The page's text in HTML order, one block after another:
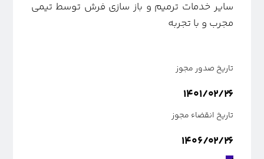
سایر خدمات ترمیم و باز سازی فرش توسط تیمی
مجرب و با تجربه
تاریخ صدور مجوز
۱۴۰۱/۰۲/۲۶
تاریخ انقضاء مجوز
۱۴۰۶/۰۲/۲۶